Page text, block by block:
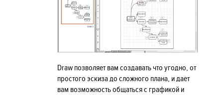
Draw позволяет вам создавать что угодно, от
простого эскиза до сложного плана, и дает
вам возможность общаться с графикой и